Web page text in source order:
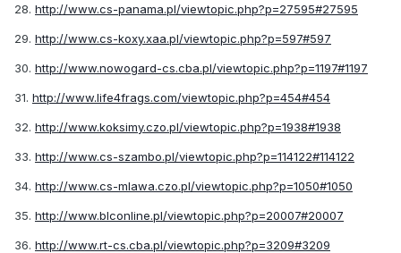
28. http://www.cs-panama.pl/viewtopic.php?p=27595#27595
29. http://www.cs-koxy.xaa.pl/viewtopic.php?p=597#597
30. http://www.nowogard-cs.cba.pl/viewtopic.php?p=1197#1197
31. http://www.life4frags.com/viewtopic.php?p=454#454
32. http://www.koksimy.czo.pl/viewtopic.php?p=1938#1938
33. http://www.cs-szambo.pl/viewtopic.php?p=114122#114122
34. http://www.cs-mlawa.czo.pl/viewtopic.php?p=1050#1050
35. http://www.blconline.pl/viewtopic.php?p=20007#20007
36. http://www.rt-cs.cba.pl/viewtopic.php?p=3209#3209